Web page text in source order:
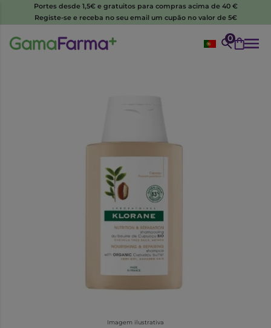
Portes desde 1,5€ e gratuitos para compras acima de 40 €
Registe-se e receba no seu email um cupão no valor de 5€
0
Imagem ilustrativa